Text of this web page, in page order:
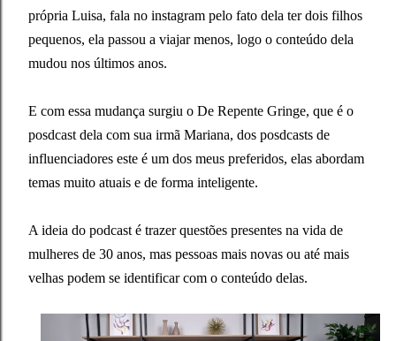
própria Luisa, fala no instagram pelo fato dela ter dois filhos
pequenos, ela passou a viajar menos, logo o conteúdo dela
mudou nos últimos anos.
E com essa mudança surgiu o De Repente Gringe, que é o
posdcast dela com sua irmã Mariana, dos posdcasts de
influenciadores este é um dos meus preferidos, elas abordam
temas muito atuais e de forma inteligente.
A ideia do podcast é trazer questões presentes na vida de
mulheres de 30 anos, mas pessoas mais novas ou até mais
velhas podem se identificar com o conteúdo delas.